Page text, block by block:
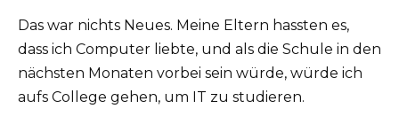
Das war nichts Neues. Meine Eltern hassten es,
dass ich Computer liebte, und als die Schule in den
nächsten Monaten vorbei sein würde, würde ich
aufs College gehen, um IT zu studieren.